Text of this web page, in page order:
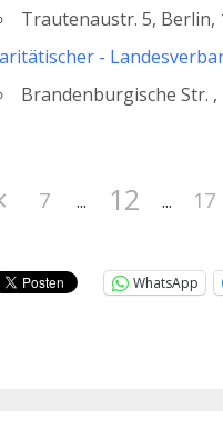
Trautenaustr. 5, Berlin,
-
Brandenburgische Str. ,
7 12 17
WhatsApp